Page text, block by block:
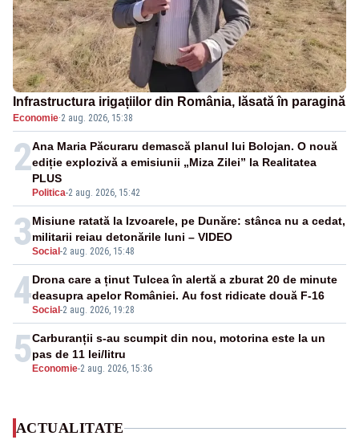
Infrastructura irigațiilor din România, lăsată în paragină
Economie·2 aug. 2026, 15:38
2
Politica-2 aug. 2026, 15:42
Ana Maria Păcuraru demască planul lui Bolojan. O nouă
ediție explozivă a emisiunii „Miza Zilei” la Realitatea
PLUS
3Social -2 aug. 2026, 15:48
Misiune ratată la Izvoarele, pe Dunăre: stânca nu a cedat,
militarii reiau detonările luni – VIDEO
4Social -2 aug. 2026, 19:28
Drona care a ținut Tulcea în alertă a zburat 20 de minute
deasupra apelor României. Au fost ridicate două F-16
5 Economie-2 aug. 2026, 15:36
Carburanții s-au scumpit din nou, motorina este la un
pas de 11 lei/litru
ACTUALITATE